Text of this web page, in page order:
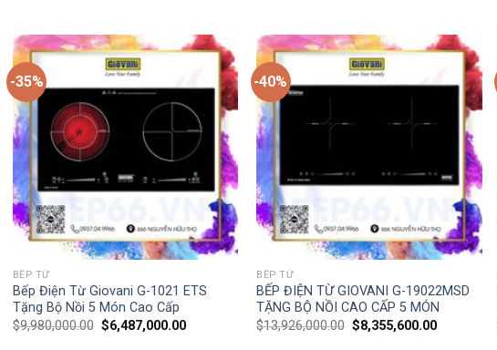
-35%
BẾP TỪ
Bếp Điện Từ Giovani G-1021 ETS
Tặng Bộ Nồi 5 Món Cao Cấp
$9,980,000.00 $6,487,000.00
-40%
BẾP TỪ
BẾP ĐIỆN TỪ GIOVANI G-19022MSD
TẶNG BỘ NỒI CAO CẤP 5 MÓN
$13,926,000.00 $8,355,600.00